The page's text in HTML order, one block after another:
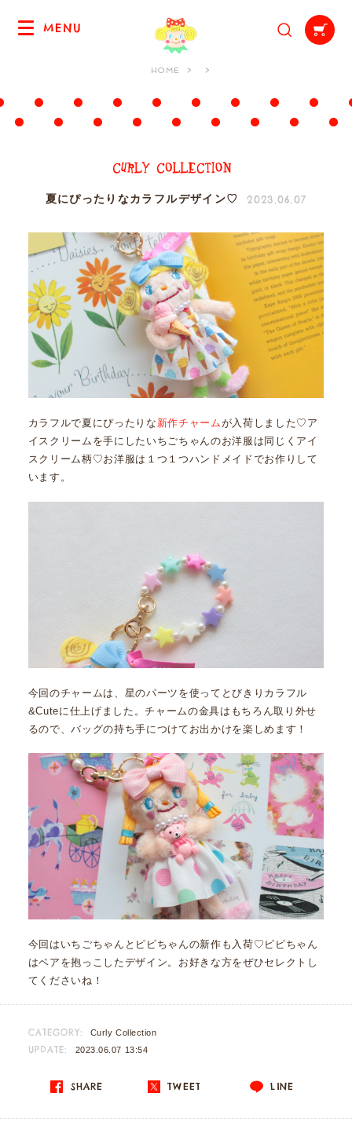
MENU
HOME
夏にぴったりなカラフルデザイン♡ 2023.06.07
カラフルで夏にぴったりな 新作チャームが入荷しました♡ア
イスクリームを手にしたいちごちゃんのお洋服は同じくアイ
スクリーム柄♡お洋服は１つ１つハンドメイドでお作りして
います。
今回のチャームは、星のパーツを使ってとびきりカラフル
&Cuteに仕上げました。チャームの金具はもちろん取り外せ
るので、バッグの持ち手につけてお出かけを楽しめます！
今回はいちごちゃんとピピちゃんの新作も入荷♡ピピちゃん
はベアを抱っこしたデザイン。お好きな方をぜひセレクトし
てくださいね！
CATEGORY: Curly Collection
UPDATE: 2023.06.07 13:54
SHARE TWEET LINE